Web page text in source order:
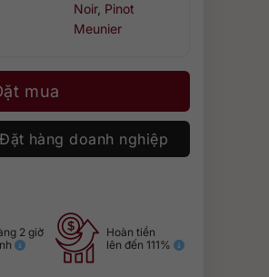
Noir, Pinot
Meunier
số lượng
mua
Đặt hàng doanh nghiệp
2 giờ
Hoàn tiền
lên đến 111%